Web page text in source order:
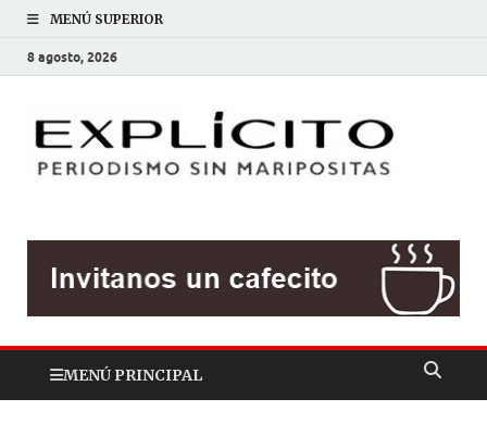
MENÚ SUPERIOR
8 agosto, 2026
MENÚ PRINCIPAL